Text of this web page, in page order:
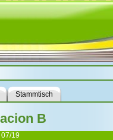
Stammtisch
B
19